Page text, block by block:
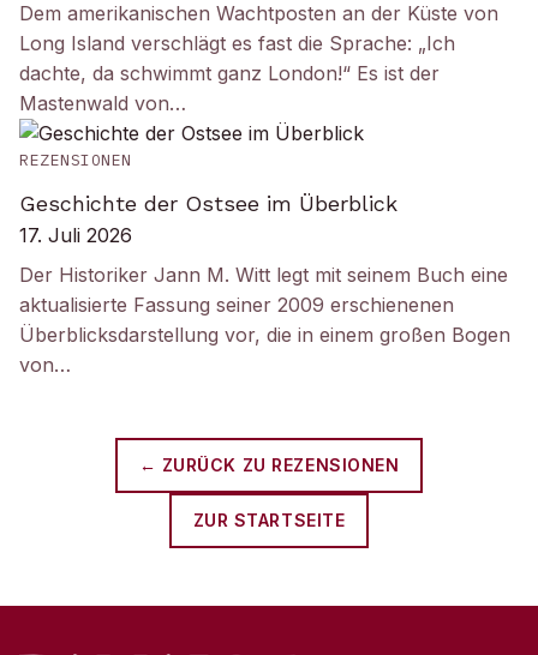
Dem amerikanischen Wachtposten an der Küste von
Long Island verschlägt es fast die Sprache: „Ich
dachte, da schwimmt ganz London!“ Es ist der
Mastenwald von…
REZENSIONEN
Geschichte der Ostsee im Überblick
17. Juli 2026
Der Historiker Jann M. Witt legt mit seinem Buch eine
aktualisierte Fassung seiner 2009 erschienenen
Überblicksdarstellung vor, die in einem großen Bogen
von…
← ZURÜCK ZU REZENSIONEN
ZUR STARTSEITE